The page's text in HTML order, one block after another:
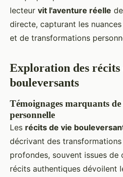
lecteur vit l'aventure réelle
directe, capturant les
et de transformations
Exploration des récits
bouleversants
Témoignages marquants
personnelle
Les récits de vie
décrivant des
profondes, souvent issues de
récits authentiques dévoilent